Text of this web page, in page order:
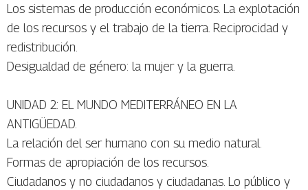
Los sistemas de producción económicos. La explotación
de los recursos y el trabajo de la tierra. Reciprocidad y
redistribución.
Desigualdad de género: la mujer y la guerra.
UNIDAD 2: EL MUNDO MEDITERRÁNEO EN LA
ANTIGÜEDAD.
La relación del ser humano con su medio natural.
Formas de apropiación de los recursos.
Ciudadanos y no ciudadanos y ciudadanas. Lo público y